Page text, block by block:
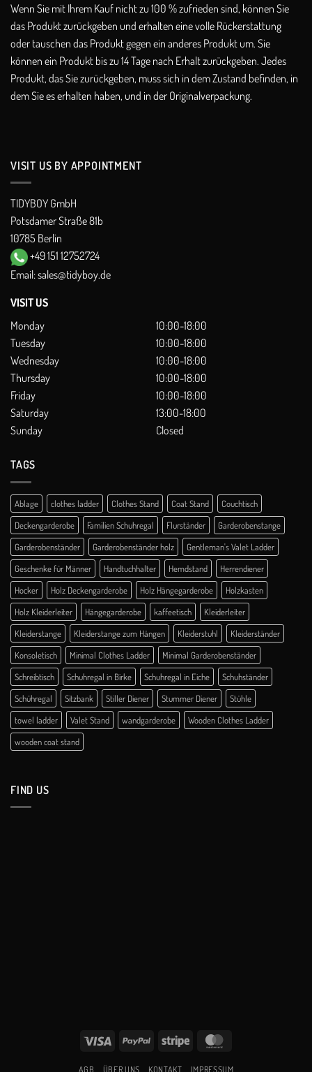
Wenn Sie mit Ihrem Kauf nicht zu 100 % zufrieden sind, können Sie
das Produkt zurückgeben und erhalten eine volle Rückerstattung
oder tauschen das Produkt gegen ein anderes Produkt um. Sie
können ein Produkt bis zu 14 Tage nach Erhalt zurückgeben. Jedes
Produkt, das Sie zurückgeben, muss sich in dem Zustand befinden, in
dem Sie es erhalten haben, und in der Originalverpackung.
VISIT US BY APPOINTMENT
TIDYBOY GmbH
Potsdamer Straße 81b
10785 Berlin
+49 151 12752724
Email:sales@tidyboy.de
VISIT US
Monday
10:00-18:00
Tuesday
10:00-18:00
Wednesday
10:00-18:00
Thursday
10:00-18:00
Friday
10:00-18:00
Saturday
13:00-18:00
Sunday
Closed
TAGS
Ablage clothes ladder Clothes Stand Coat Stand
Couchtisch
Deckengarderobe
Familien Schuhregal Flurständer
Garderobenstange
Garderobenständer
Garderobenständer holz
Gentleman's Valet Ladder
Geschenke für Männer
Handtuchhalter Hemdstand
Herrendiener
Hocker
Holz Deckengarderobe Holz Hängegarderobe
Holzkasten
Holz Kleiderleiter
Hängegarderobe kaffeetisch
Kleiderleiter
Kleiderstange
Kleiderstange zum Hängen Kleiderstuhl
Kleiderständer
Konsoletisch
Minimal Clothes Ladder
Minimal Garderobenständer
Schreibtisch
Schuhregal in Birke Schuhregal in Eiche
Schuhständer
Schühregal
Sitzbank Stiller Diener Stummer Diener
Stühle
towel ladder
Valet Stand wandgarderobe
Wooden Clothes Ladder
wooden coat stand
FIND US
Visa PayPal Stripe
AGB ÜBER UNS KONTAKT IMPRESSUM